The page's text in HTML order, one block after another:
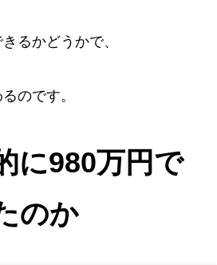
るかどうかで、
のです。
に980万円で
のか